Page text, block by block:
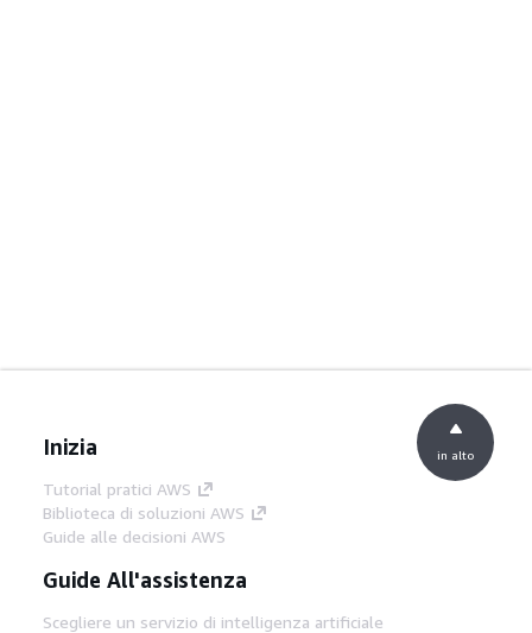
Inizia
Tutorial pratici AWS
Biblioteca di soluzioni AWS
Guide alle decisioni AWS
Guide All'assistenza
Scegliere un servizio di intelligenza artificiale
in alto